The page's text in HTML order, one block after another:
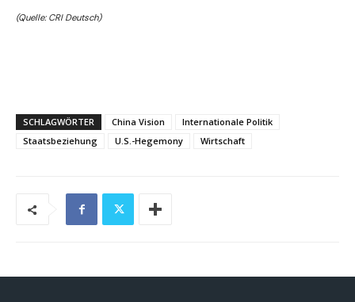
(Quelle: CRI Deutsch)
SCHLAGWÖRTER China Vision
Internationale Politik
Staatsbeziehung
U.S.-Hegemony Wirtschaft